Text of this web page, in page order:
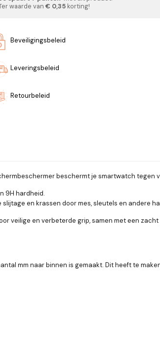
waarde van € 0,35 korting!
Beveiligingsbeleid
Leveringsbeleid
Retourbeleid
beschermt je smartwatch tegen
9H hardheid.
en krassen door mes, sleutels en andere
veilige en verbeterde grip, samen met een
mm naar binnen is gemaakt. Dit heeft te